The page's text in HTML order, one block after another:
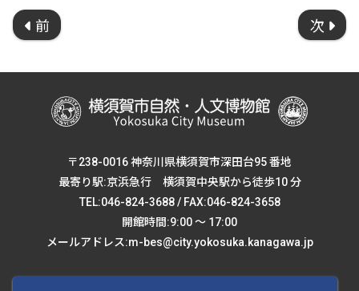
前 次
〒238-0016 神奈川県横須賀市深田台95 番地
最寄り駅:京浜急行 横須賀中央駅から徒歩10 分
TEL:046-824-3688 / FAX:046-824-3658
開館時間:9:00 ～ 17:00
メールアドレス:m-bes@city.yokosuka.kanagawa.jp